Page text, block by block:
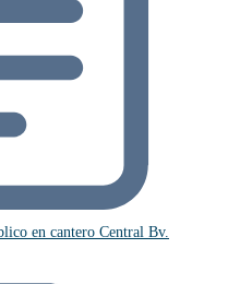
en cantero Central Bv.